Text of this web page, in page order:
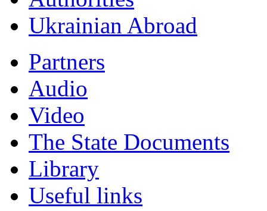
Ukrainian Abroad
Partners
Audio
Video
The State Documents
Library
Useful links